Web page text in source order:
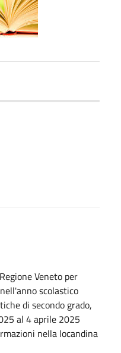
Veneto per
scolastico
di secondo grado,
al 4 aprile 2025
nella locandina